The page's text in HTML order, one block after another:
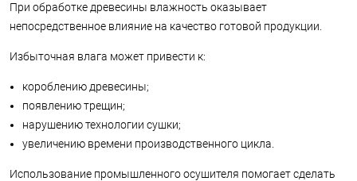
При обработке древесины влажность оказывает
непосредственное влияние на качество готовой продукции.
Избыточная влага может привести к:
короблению древесины;
появлению трещин;
нарушению технологии сушки;
увеличению времени производственного цикла.
Использование промышленного осушителя помогает сделать